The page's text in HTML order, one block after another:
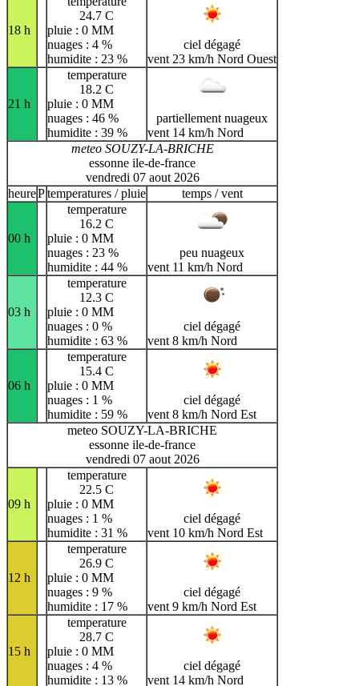
18 h
24.7 C
pluie : 0 MM
nuages : 4 %
humidite : 23 %
ciel dégagé
vent 23 km/h Nord Ouest
21 h
temperature
18.2 C
pluie : 0 MM
nuages : 46 %
humidite : 39 %
partiellement nuageux
vent 14 km/h Nord
meteo SOUZY-LA-BRICHE
essonne ile-de-france
vendredi 07 aout 2026
heurePtemperatures / pluie temps / vent
00 h
temperature
16.2 C
pluie : 0 MM
nuages : 23 %
humidite : 44 %
peu nuageux
vent 11 km/h Nord
03 h
temperature
12.3 C
pluie : 0 MM
nuages : 0 %
humidite : 63 %
ciel dégagé
vent 8 km/h Nord
06 h
temperature
15.4 C
pluie : 0 MM
nuages : 1 %
humidite : 59 %
ciel dégagé
vent 8 km/h Nord Est
meteo SOUZY-LA-BRICHE
essonne ile-de-france
vendredi 07 aout 2026
09 h
temperature
22.5 C
pluie : 0 MM
nuages : 1 %
humidite : 31 %
ciel dégagé
vent 10 km/h Nord Est
12 h
temperature
26.9 C
pluie : 0 MM
nuages : 9 %
humidite : 17 %
ciel dégagé
vent 9 km/h Nord Est
15 h
temperature
28.7 C
pluie : 0 MM
nuages : 4 %
humidite : 13 %
ciel dégagé
vent 14 km/h Nord